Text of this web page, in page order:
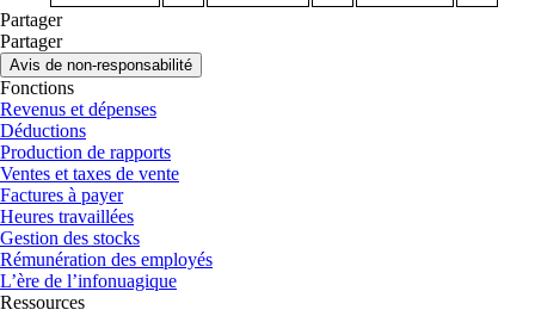
Partager
Partager
Avis de non-responsabilité
Fonctions
Revenus et dépenses
Déductions
Production de rapports
Ventes et taxes de vente
Factures à payer
Heures travaillées
Gestion des stocks
Rémunération des employés
L’ère de l’infonuagique
Ressources